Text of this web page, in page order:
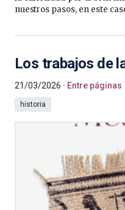
nuestros pasos, en este
Los trabajos de
21/03/2026 Entre páginas
historia